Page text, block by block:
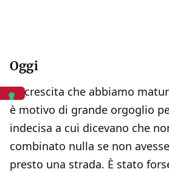
Oggi
La crescita che abbiamo
è motivo di grande orgoglio
indecisa a cui dicevano che
combinato nulla se non
presto una strada. È stato